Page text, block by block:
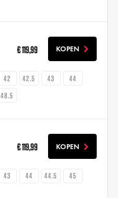
€ 119,99 KOPEN
42 42.5 43
44
48.5
€ 119,99 KOPEN
43 44 44.5
45